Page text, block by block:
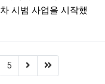
시범 사업을 시작했
5 (next)(last)